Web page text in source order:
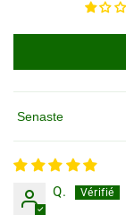
Sortera efter
Q.